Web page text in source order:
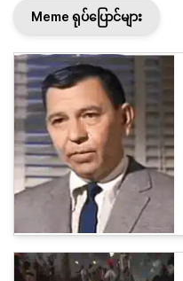
Meme ရုပ်ပြောင်များ